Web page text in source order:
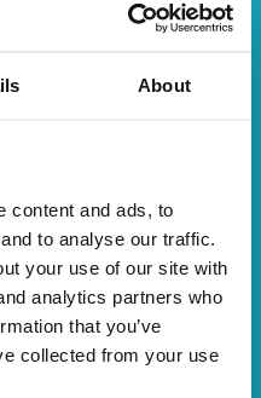
About
content and ads, to
to analyse our traffic.
your use of our site with
analytics partners who
that you’ve
collected from your use